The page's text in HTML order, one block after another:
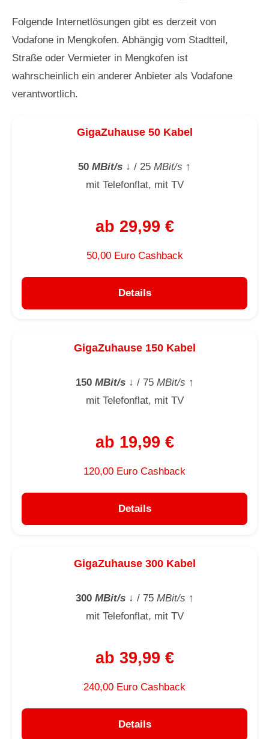
Folgende Internetlösungen gibt es derzeit von
Vodafone in Mengkofen. Abhängig vom Stadtteil,
Straße oder Vermieter in Mengkofen ist
wahrscheinlich ein anderer Anbieter als Vodafone
verantwortlich.
GigaZuhause 50 Kabel
50 MBit/s ↓ / 25 MBit/s ↑
mit Telefonflat, mit TV
ab 29,99 €
50,00 Euro Cashback
Details
GigaZuhause 150 Kabel
150MBit/s↓ / 75MBit/s ↑
mit Telefonflat, mit TV
ab 19,99 €
120,00 Euro Cashback
Details
GigaZuhause 300 Kabel
300MBit/s↓ / 75MBit/s ↑
mit Telefonflat, mit TV
ab 39,99 €
240,00 Euro Cashback
Details